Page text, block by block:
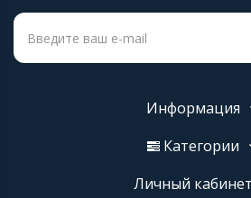
Информация
Категории
Личный кабинет